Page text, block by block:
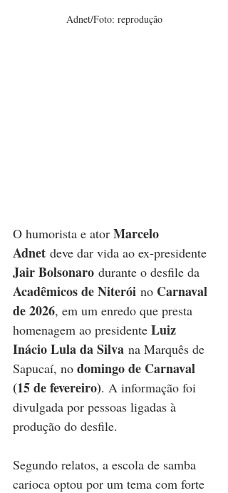
Adnet/Foto: reprodução
O humorista e ator Marcelo
Adnet deve dar vida ao ex-presidente
Jair Bolsonaro durante o desfile da
Acadêmicos de Niterói no Carnaval
de 2026, em um enredo que presta
homenagem ao presidente Luiz
Inácio Lula da Silva na Marquês de
Sapucaí, no domingo de Carnaval
(15 de fevereiro). A informação foi
divulgada por pessoas ligadas à
produção do desfile.
Segundo relatos, a escola de samba
carioca optou por um tema com forte